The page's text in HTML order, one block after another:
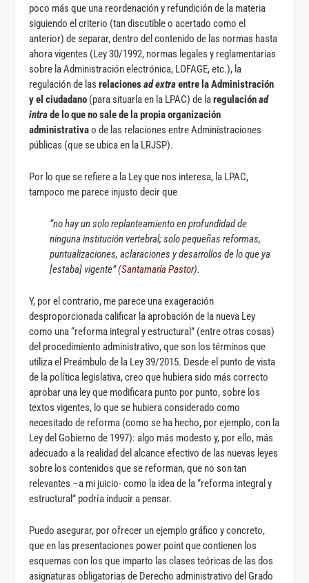
poco más que una reordenación y refundición de la materia
siguiendo el criterio (tan discutible o acertado como el
anterior) de separar, dentro del contenido de las normas hasta
ahora vigentes (Ley 30/1992, normas legales y reglamentarias
sobre la Administración electrónica, LOFAGE, etc.), la
regulación de lasrelacionesad extraentre la Administración
y el ciudadano (para situarla en la LPAC) de laregulaciónad
intrade lo que no sale de la propia organización
administrativao de las relaciones entre Administraciones
públicas (que se ubica en la LRJSP).
Por lo que se refiere a la Ley que nos interesa, la LPAC,
tampoco me parece injusto decir que
“no hay un solo replanteamiento en profundidad de
ninguna institución vertebral; solo pequeñas reformas,
puntualizaciones, aclaraciones y desarrollos de lo que ya
[estaba] vigente” (Santamaría Pastor).
Y, por el contrario, me parece una exageración
desproporcionada calificar la aprobación de la nueva Ley
como una “reforma integral y estructural” (entre otras cosas)
del procedimiento administrativo, que son los términos que
utiliza el Preámbulo de la Ley 39/2015. Desde el punto de vista
de la política legislativa, creo que hubiera sido más correcto
aprobar una ley que modificara punto por punto, sobre los
textos vigentes, lo que se hubiera considerado como
necesitado de reforma (como se ha hecho, por ejemplo, con la
Ley del Gobierno de 1997): algo más modesto y, por ello, más
adecuado a la realidad del alcance efectivo de las nuevas leyes
sobre los contenidos que se reforman, que no son tan
relevantes –a mi juicio- como la idea de la “reforma integral y
estructural” podría inducir a pensar.
Puedo asegurar, por ofrecer un ejemplo gráfico y concreto,
que en las presentaciones power point que contienen los
esquemas con los que imparto las clases teóricas de las dos
asignaturas obligatorias de Derecho administrativo del Grado